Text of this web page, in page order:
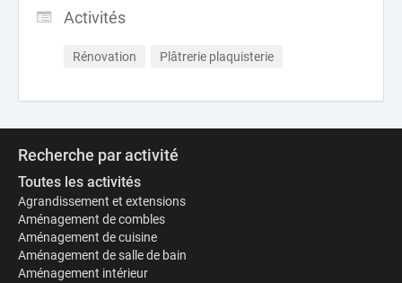
Activités
Rénovation Plâtrerie plaquisterie
Recherche par activité
Toutes les activités
Agrandissement et extensions
Aménagement de combles
Aménagement de cuisine
Aménagement de salle de bain
Aménagement intérieur